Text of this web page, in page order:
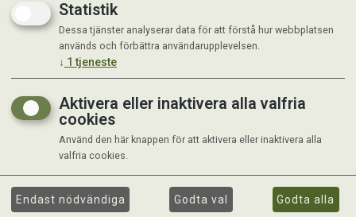
Statistik
Dessa tjänster analyserar data för att förstå hur webbplatsen
används och förbättra användarupplevelsen.
↓ 1 tjeneste
Aktivera eller inaktivera alla valfria
cookies
Använd den här knappen för att aktivera eller inaktivera alla
valfria cookies.
Endast nödvändiga Godta val Godta alla